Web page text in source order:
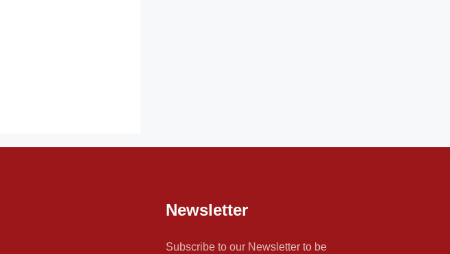
Newsletter
Subscribe to our Newsletter to be